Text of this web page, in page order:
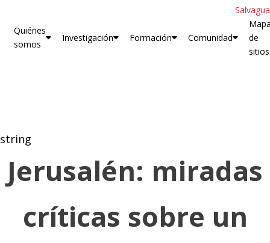
Quiénes
somos
Investigación Formación Comunidad
de
sitios
string
Jerusalén: miradas
críticas sobre un